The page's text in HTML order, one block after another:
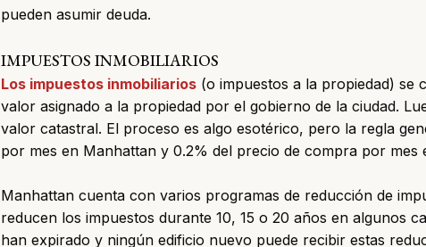
pueden asumir deuda.
IMPUESTOS INMOBILIARIOS
Los impuestos inmobiliarios (o impuestos a la propiedad)
valor asignado a la propiedad por el gobierno de la ciudad.
valor catastral. El proceso es algo esotérico, pero la regla
por mes en Manhattan y 0.2% del precio de compra por mes
Manhattan cuenta con varios programas de reducción de
reducen los impuestos durante 10, 15 o 20 años en algunos
han expirado y ningún edificio nuevo puede recibir estas